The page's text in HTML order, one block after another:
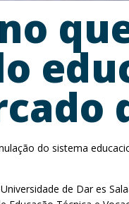
do sistema
de Dar es